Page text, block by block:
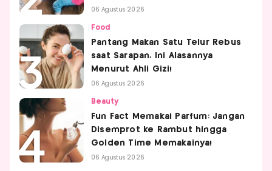
06 Agustus 2026
Food
Pantang Makan Satu Telur Rebus
saat Sarapan, Ini Alasannya
Menurut Ahli Gizi!
06 Agustus 2026
Beauty
Fun Fact Memakai Parfum: Jangan
Disemprot ke Rambut hingga
Golden Time Memakainya!
06 Agustus 2026